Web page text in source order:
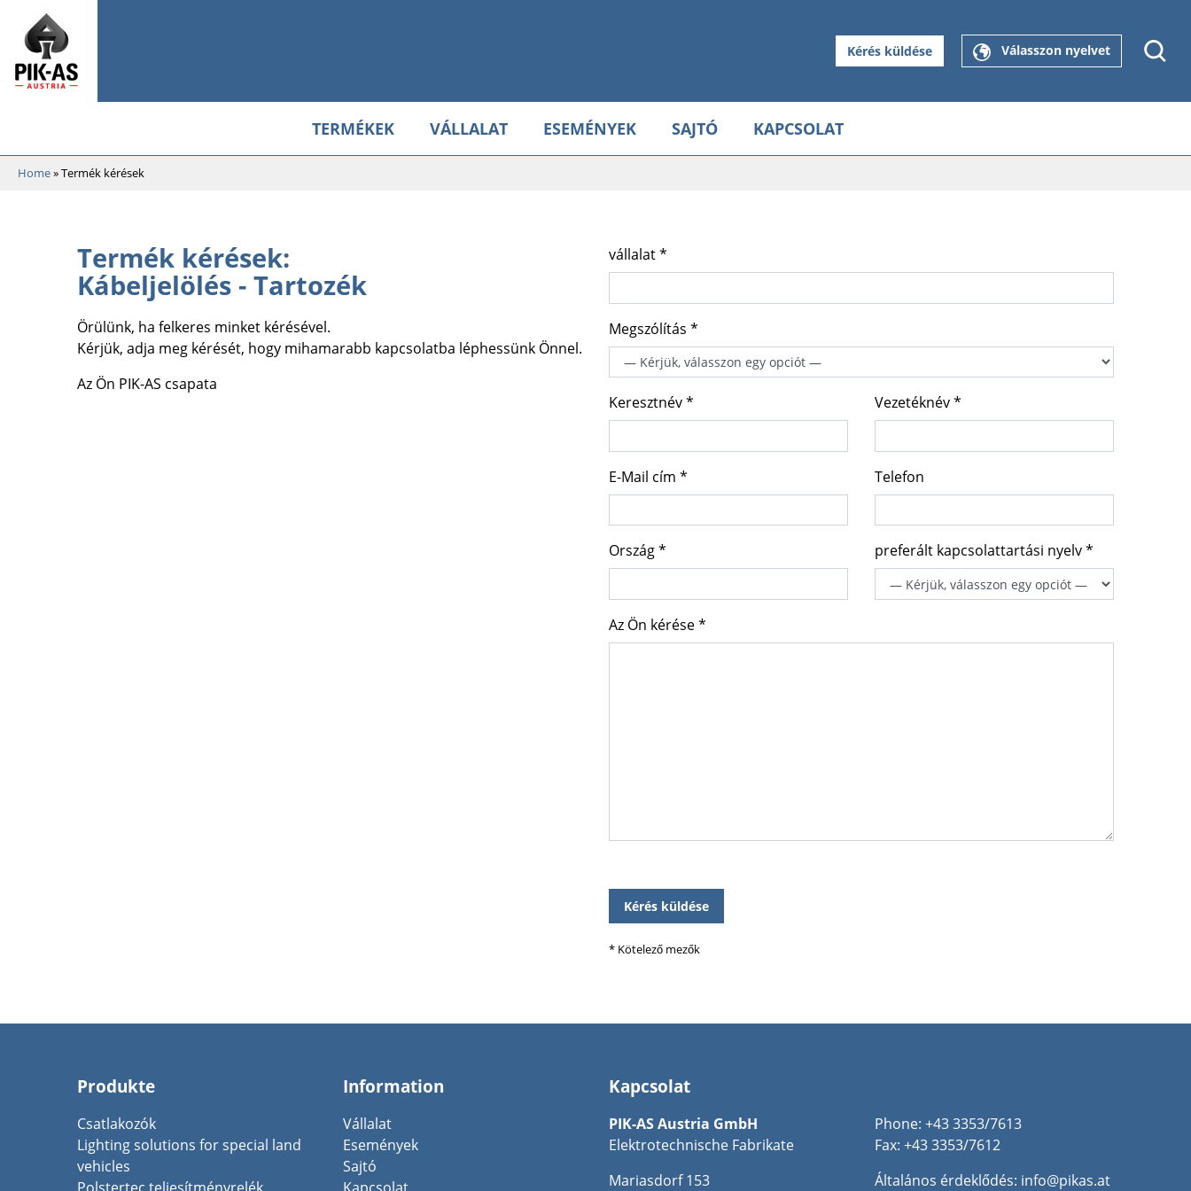
Kérés küldése Válasszon nyelvet
TERMÉKEK VÁLLALAT ESEMÉNYEK SAJTÓ KAPCSOLAT
Home»Termék kérések
Termék kérések:
Kábeljelölés - Tartozék
Örülünk, ha felkeres minket kérésével.
Kérjük, adja meg kérését, hogy mihamarabb kapcsolatba léphessünk Önnel.
Az Ön PIK-AS csapata
vállalat *
Megszólítás *
Keresztnév * Vezetéknév *
E-Mail cím * Telefon
Ország * preferált kapcsolattartási nyelv *
Az Ön kérése *
leave
this
empty.
* Kötelező mezők
Produkte
Csatlakozók
Lighting solutions for special land
vehicles
Information
Vállalat
Események
Sajtó
Kapcsolat
PIK-AS Austria GmbH
Elektrotechnische Fabrikate
Mariasdorf 153
Phone: +43 3353/7613
Fax: +43 3353/7612
Általános érdeklődés: info@pikas.at